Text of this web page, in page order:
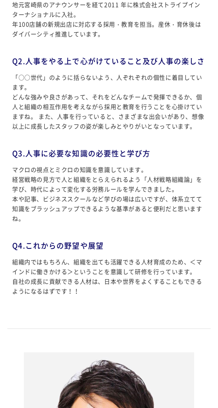
地元宮崎県のアナウンサーを経て2011 年に株式会社ストライプイン
ターナショナルに入社。
年100店舗の新規出店に対応する採用・教育を担当。産休・育休後は
ダイバーシティ推進しています。
Q2.人事をやる上で心がけていること及び人事の楽しさ
「○○世代」のように括らないよう、人ぞれぞれの個性に着目してい
ます。
どんな強みや良さがあって、それをどんなチームで発揮できるか、個
人と組織の相互作用を考えながら採用と教育を行うことを心掛けてい
ますね。 また、人事を行っていると、さまざまな出会いがあり、想像
以上に成長したスタッフの姿が楽しみとやりがいとなっています。
Q3.人事に必要な知識の必要性と学び方
マクロの視点とミクロの知識を意識しています。
経営戦略の見方で人と組織をとらえられるよう「人材戦略組織論」を
学び、時代によって変化する労務ルールを学んできました。
本や記事、ビジネススクールなど学びの場は広いですが、体系立てて
知識をブラッシュアップできるような基準があると便利だと思います
ね。
Q4.これからの野望や展望
組織内ではもちろん、組織を出ても活躍できる人材育成のため、＜マ
インドに働きかける＞ということを意識して研修を行っています。
自社の成長に貢献できる人材は、日本や世界をよくすることもできる
ようになるはずです！！